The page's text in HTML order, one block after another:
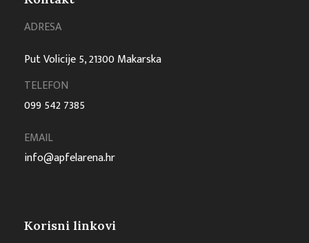
ADRESA
Put Volicije 5, 21300 Makarska
TELEFON
099 542 7385
EMAIL
info@apfelarena.hr
Korisni linkovi